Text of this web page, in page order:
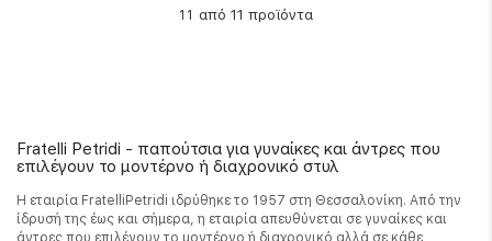
11 από 11 προϊόντα
Fratelli Petridi - παπούτσια για γυναίκες και άντρες που
επιλέγουν το μοντέρνο ή διαχρονικό στυλ
Η εταιρία FratelliPetridi ιδρύθηκε το 1957 στη Θεσσαλονίκη. Από την
ίδρυσή της έως και σήμερα, η εταιρία απευθύνεται σε γυναίκες και
άντρες που επιλέγουν το μοντέρνο ή διαχρονικό αλλά σε κάθε